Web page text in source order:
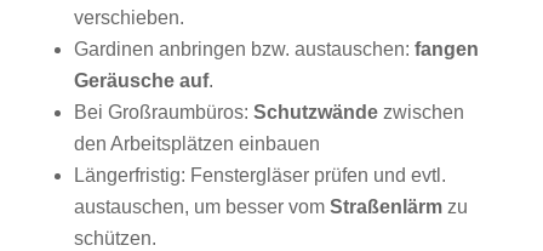
verschieben.
Gardinen anbringen bzw. austauschen: fangen
Geräusche auf.
Bei Großraumbüros: Schutzwändezwischen
den Arbeitsplätzen einbauen
Längerfristig: Fenstergläser prüfen und evtl.
austauschen, um besser vom Straßenlärm zu
schützen.